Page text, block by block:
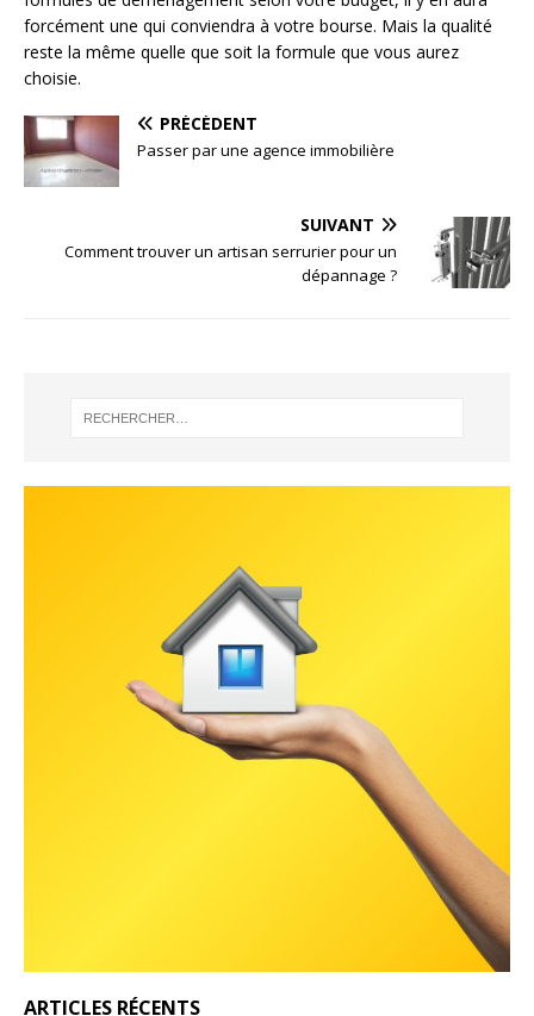
forcément une qui conviendra à votre bourse. Mais la qualité
reste la même quelle que soit la formule que vous aurez
choisie.
PRÉCÉDENT
Passer par une agence immobilière
SUIVANT
Comment trouver un artisan serrurier pour un
dépannage ?
ARTICLES RÉCENTS